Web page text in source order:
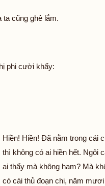
ta cũng ghê lắm.
phi cười khẩy:
Hiền! Hiền! Đã nằm trong cái
thì không có ai hiền hết. Ngôi
ai thấy mà không ham? Mà
có cái thủ đoạn chi, năm